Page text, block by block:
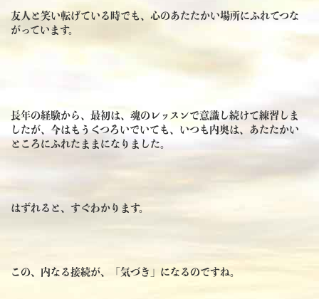
友人と笑い転げている時でも、心のあたたかい場所にふれてつな
がっています。
長年の経験から、最初は、魂のレッスンで意識し続けて練習しま
したが、今はもうくつろいでいても、いつも内奥は、あたたかい
ところにふれたままになりました。
はずれると、すぐわかります。
この、内なる接続が、「気づき」になるのですね。